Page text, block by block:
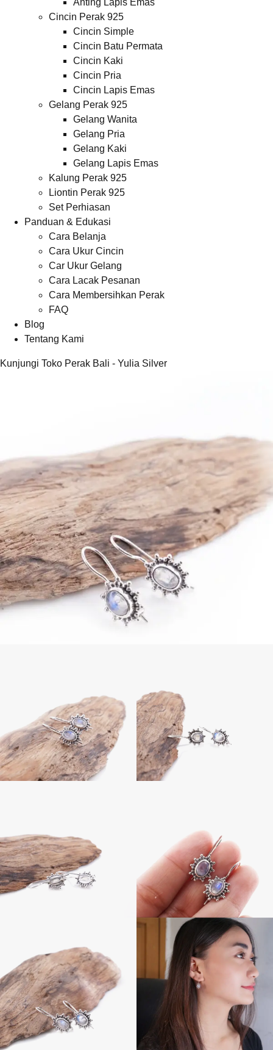
Anting Lapis Emas
Cincin Perak 925
Cincin Simple
Cincin Batu Permata
Cincin Kaki
Cincin Pria
Cincin Lapis Emas
Gelang Perak 925
Gelang Wanita
Gelang Pria
Gelang Kaki
Gelang Lapis Emas
Kalung Perak 925
Liontin Perak 925
Set Perhiasan
Panduan & Edukasi
Cara Belanja
Cara Ukur Cincin
Car Ukur Gelang
Cara Lacak Pesanan
Cara Membersihkan Perak
FAQ
Blog
Tentang Kami
Kunjungi Toko Perak Bali - Yulia Silver